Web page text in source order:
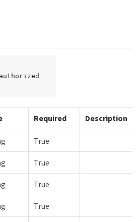
Required Description
True
True
True
True